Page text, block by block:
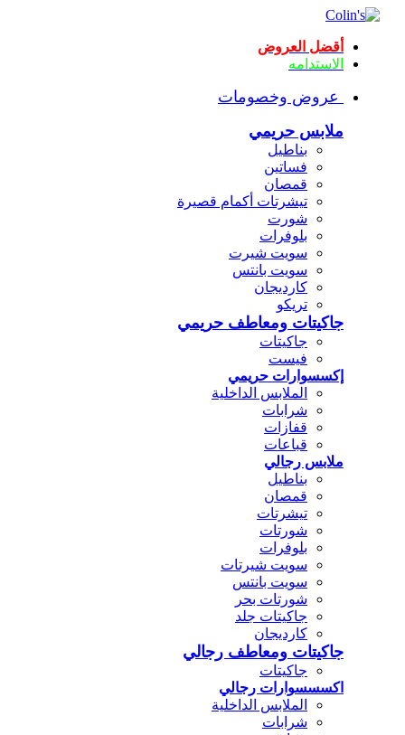
أقضل العروض
الاستدامه
عروض وخصومات
ملابس حريمي
بناطيل
فساتين
قمصان
تيشرتات أكمام قصيرة
شورت
بلوفرات
سويت شيرت
سويت بانتس
كارديجان
تريكو
جاكيتات ومعاطف حريمي
جاكيتات
فيست
إكسسوارات حريمي
الملابس الداخلية
شرابات
قفازات
قباعات
ملابس رجالي
بناطيل
قمصان
تيشرتات
شورتات
بلوفرات
سويت شيرتات
سويت بانتس
شورتات بحر
جاكيتات جلد
كارديجان
جاكيتات ومعاطف رجالي
جاكيتات
اكسسسوارات رجالي
الملابس الداخلية
شرابات